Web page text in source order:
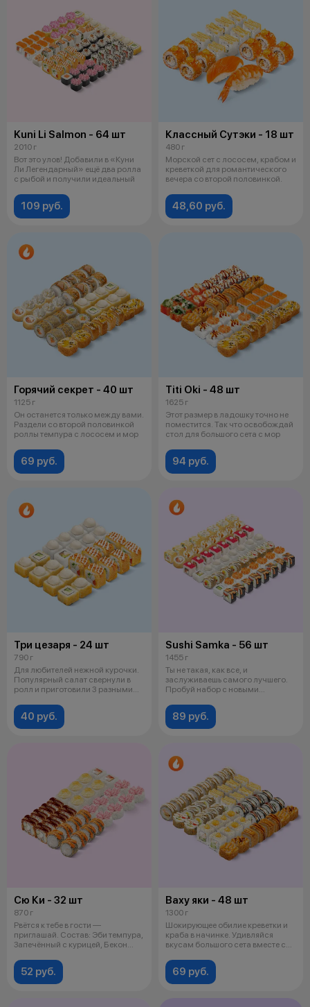
Kuni Li Salmon - 64 шт
2010 г
Вот это улов! Добавили в «Куни
Ли Легендарный» ещё два ролла
с рыбой и получили идеальный
109 руб.
Классный Сутэки - 18 шт
480 г
Морской сет с лососем, крабом и
креветкой для романтического
вечера со второй половинкой.
48,60 руб.
Горячий секрет - 40 шт
1125 г
Он останется только между вами.
Раздели со второй половинкой
роллы темпура с лососем и мор
69 руб.
Titi Oki - 48 шт
1625 г
Этот размер в ладошку точно не
поместится. Так что освобождай
стол для большого сета с мор
94 руб.
Три цезаря - 24 шт
790 г
Для любителей нежной курочки.
Популярный салат свернули в
ролл и приготовили 3 разными
40 руб.
Sushi Samka - 56 шт
1455 г
Ты не такая, как все, и
заслуживаешь самого лучшего.
Пробуй набор с новыми
89 руб.
Сю Ки - 32 шт
870 г
Рвётся к тебе в гости —
приглашай. Состав: Эби темпура,
Запечённый с курицей, Бекон
52 руб.
Ваху яки - 48 шт
1300 г
Шокирующее обилие креветки и
краба в начинке. Удивляйся
вкусам большого сета вместе с
69 руб.